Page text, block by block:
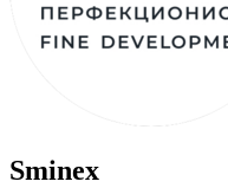
Sminex